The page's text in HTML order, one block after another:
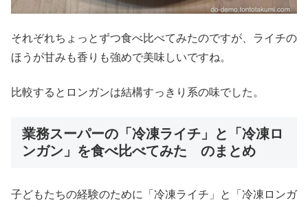
それぞれちょっとずつ食べ比べてみたのですが、ライチの
ほうが甘みも香りも強めで美味しいですね。
比較するとロンガンは結構すっきり系の味でした。
業務スーパーの「冷凍ライチ」と「冷凍ロ
ンガン」を食べ比べてみた のまとめ
子どもたちの経験のために「冷凍ライチ」と「冷凍ロンガ